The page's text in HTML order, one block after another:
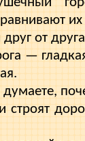
от
—
строят